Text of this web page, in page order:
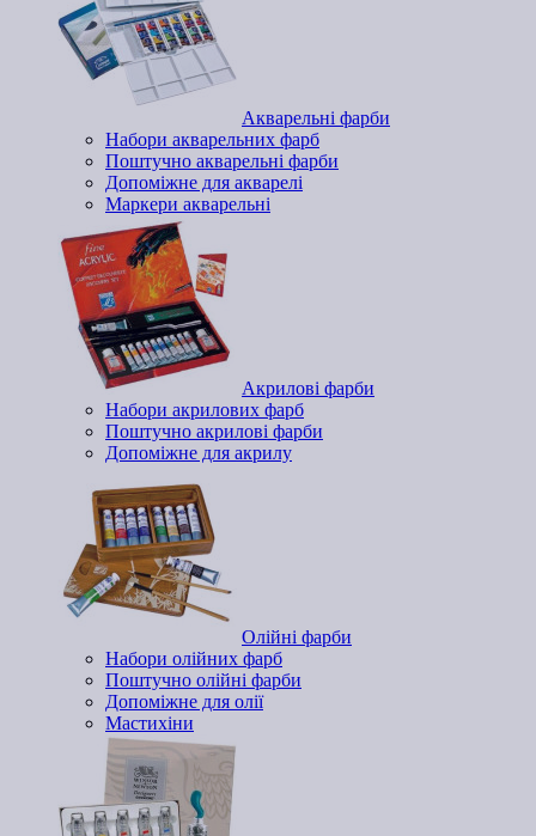
Акварельні фарби
Набори акварельних фарб
Поштучно акварельні фарби
Допоміжне для акварелі
Маркери акварельні
Акрилові фарби
Набори акрилових фарб
Поштучно акрилові фарби
Допоміжне для акрилу
Олійні фарби
Набори олійних фарб
Поштучно олійні фарби
Допоміжне для олії
Мастихіни